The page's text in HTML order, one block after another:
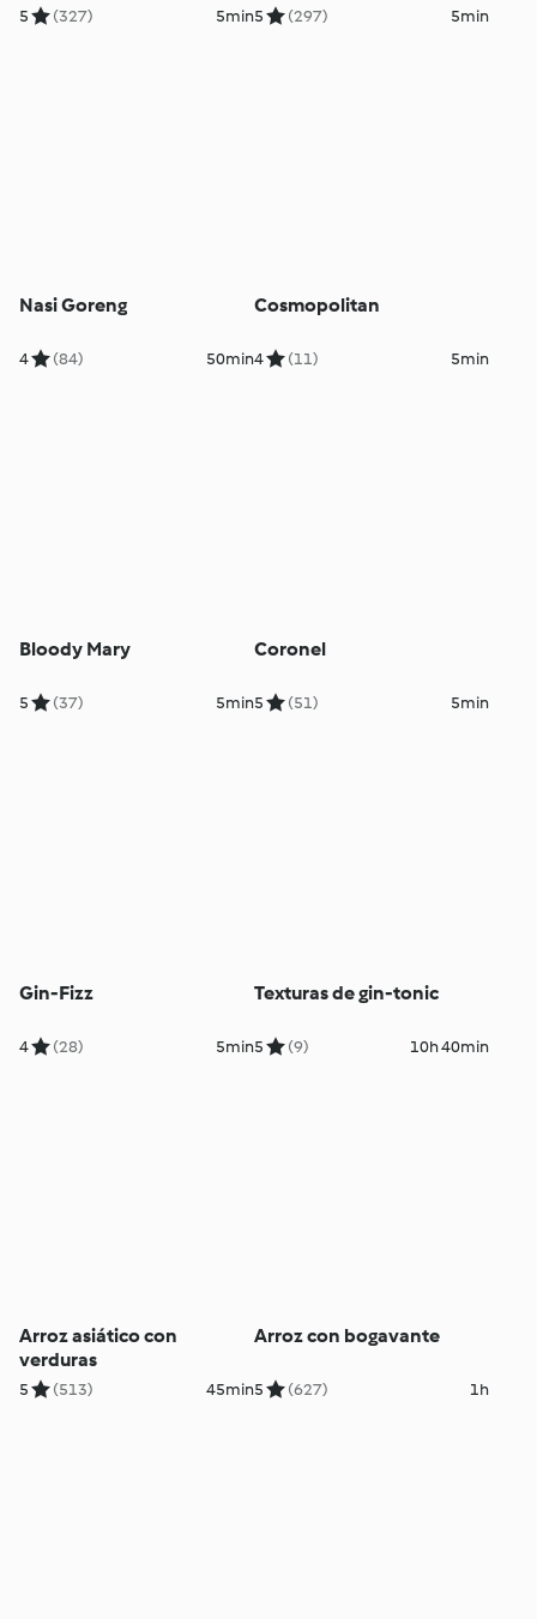
5 (327) 5min5 (297) 5min
Nasi Goreng
4 (84) 50min
Cosmopolitan
4 (11) 5min
Bloody Mary
5 (37) 5min
Coronel
5 (51) 5min
Gin-Fizz
4 (28) 5min
Texturas de gin-tonic
5 (9) 10h 40min
Arroz asiático con
verduras
5 (513) 45min
Arroz con bogavante
5 (627) 1h